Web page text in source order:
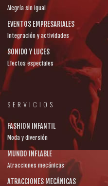
Alegría sin igual
EVENTOS EMPRESARIALES
Integración y actividades
SONIDO Y LUCES
Efectos especiales
SERVICIOS
FASHION INFANTIL
Moda y diversión
MUNDO INFLABLE
Atracciones mecánicas
ATRACCIONES MECÁNICAS